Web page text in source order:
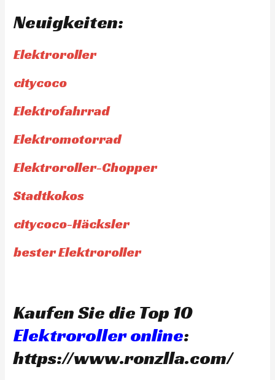
Neuigkeiten:
Elektroroller
citycoco
Elektrofahrrad
Elektromotorrad
Elektroroller-Chopper
Stadtkokos
citycoco-Häcksler
bester Elektroroller
Kaufen Sie die Top 10
Elektroroller online:
https://www.ronzlla.com/